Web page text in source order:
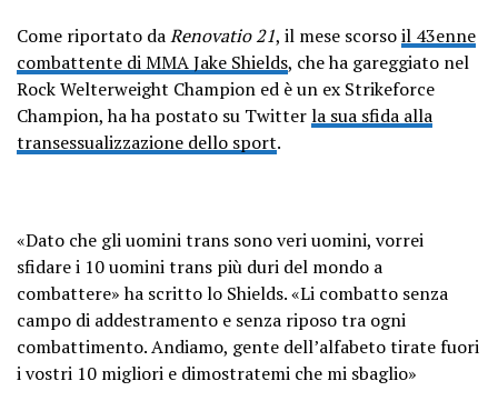
"entertainment purposes"!
pic.twitter.com/M0W1qqQsqL
— Sheldon Jackson (@SGJackson)
February 6, 2021
Come riportato daRenovatio 21, il mese scorsoil 43enne
combattente di MMA Jake Shields, che ha gareggiato nel
Rock Welterweight Champion ed è un ex Strikeforce
Champion, ha ha postato su Twitterla sua sfida alla
transessualizzazione dello sport.
«Dato che gli uomini trans sono veri uomini, vorrei
sfidare i 10 uomini trans più duri del mondo a
combattere» ha scritto lo Shields. «Li combatto senza
campo di addestramento e senza riposo tra ogni
combattimento. Andiamo, gente dell’alfabeto tirate fuori
i vostri 10 migliori e dimostratemi che mi sbaglio»